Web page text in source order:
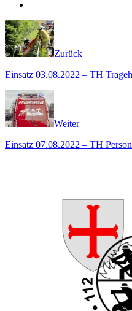
Zurück
Einsatz 03.08.2022 – TH
Weiter
Einsatz 07.08.2022 – TH